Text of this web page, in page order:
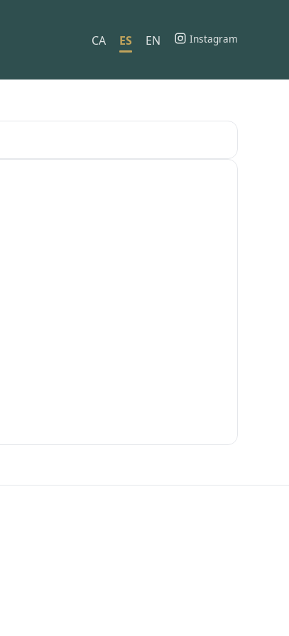
CA ES EN Instagram